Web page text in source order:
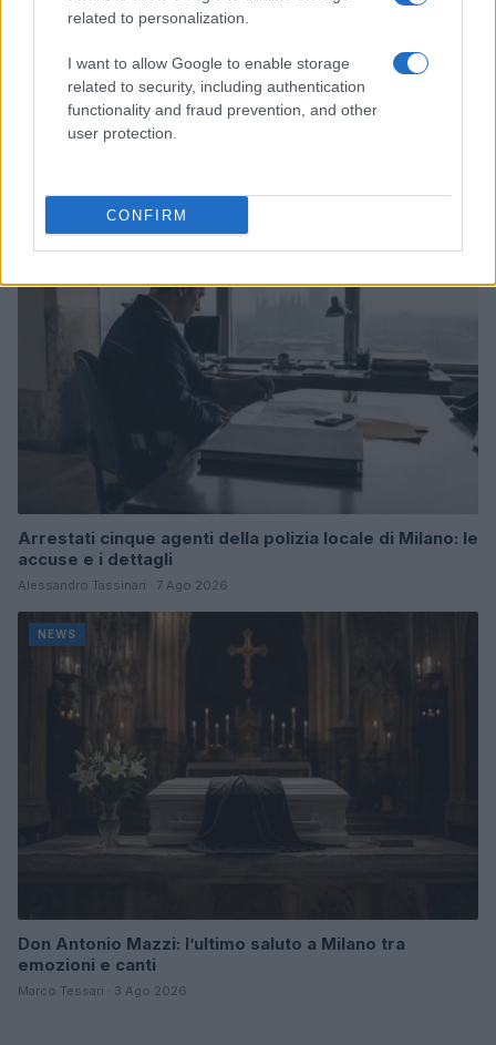
related to personalization.
I want to allow Google to enable storage
related to security, including authentication
functionality and fraud prevention, and other
user protection.
CONFIRM
Come scegliere le scarpe da running donna: comfort
NEWS
Arrestati cinque agenti della polizia locale di Milano: le
accuse e i dettagli
Alessandro Tassinari · 7 Ago 2026
NEWS
Don Antonio Mazzi: l’ultimo saluto a Milano tra
emozioni e canti
Marco Tessari · 3 Ago 2026